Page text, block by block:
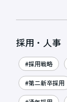
採用・人事
#採用戦略
#第二新卒採用